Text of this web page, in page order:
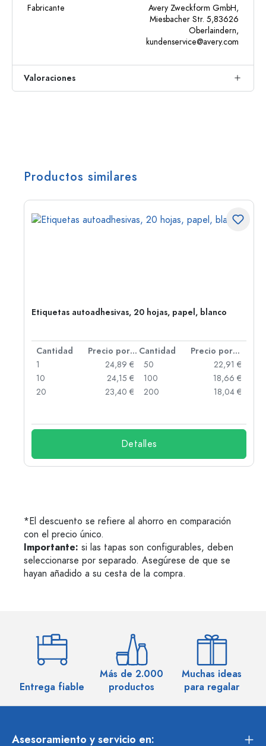
Fabricante
Avery Zweckform GmbH,
Miesbacher Str. 5,83626
Oberlaindern,
kundenservice@avery.com
Valoraciones
Productos similares
Etiquetas autoadhesivas, 20 hojas, papel, blanco
Cantidad Precio por unidad Cantidad
Precio por unidad
1
24,89 €
10
24,15 €
20
23,40 €
50
22,91 €
100
18,66 €
200
18,04 €
Detalles
*El descuento se refiere al ahorro en comparación
con el precio único.
Importante: si las tapas son configurables, deben
seleccionarse por separado. Asegúrese de que se
hayan añadido a su cesta de la compra.
Entrega fiable
Más de 2.000
productos
Muchas ideas
para regalar
Asesoramiento y servicio en: